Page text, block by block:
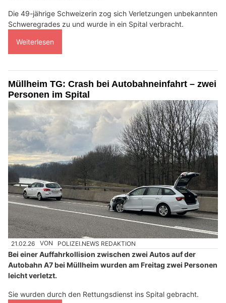
Die 49-jährige Schweizerin zog sich Verletzungen unbekannten
Schweregrades zu und wurde in ein Spital verbracht.
Weiterlesen
Müllheim TG: Crash bei Autobahneinfahrt – zwei
Personen im Spital
21.02.26 VON POLIZEI.NEWS REDAKTION
Bei einer Auffahrkollision zwischen zwei Autos auf der
Autobahn A7 bei Müllheim wurden am Freitag zwei Personen
leicht verletzt.
Sie wurden durch den Rettungsdienst ins Spital gebracht.